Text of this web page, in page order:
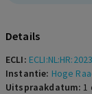
als
Details
ECLI:
Instantie: Hoge
Uitspraakdatum:1